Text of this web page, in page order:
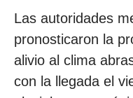
Las autoridades
pronosticaron la
alivio al clima
con la llegada el